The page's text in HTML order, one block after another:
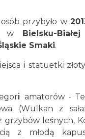
przybyło w
w Bielsku-Białej
Smaki.
i statuetki
amatorów -
(Wulkan z
grzybów leśnych,
z młodą